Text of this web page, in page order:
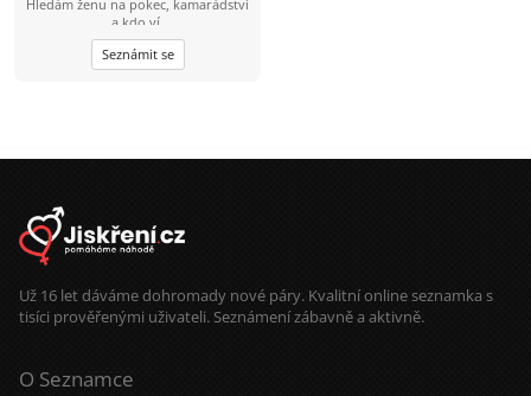
Hledám ženu na pokec, kamarádství
a kdo ví.
Seznámit se
Už 16 let dáváme dohromady nové páry. Kvalitní online seznamka s
tisíci prověřenými uživateli. Seznámení zábavně a aktivně.
O Seznamce